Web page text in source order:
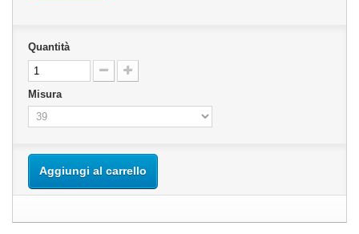
Quantità
Misura
Aggiungi al carrello